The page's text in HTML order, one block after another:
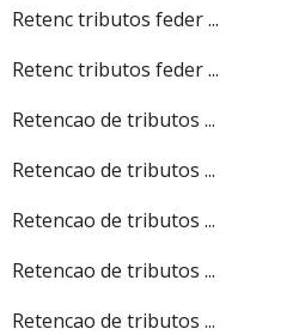
Retenc tributos feder ...
Retenc tributos feder ...
Retencao de tributos ...
Retencao de tributos ...
Retencao de tributos ...
Retencao de tributos ...
Retencao de tributos ...